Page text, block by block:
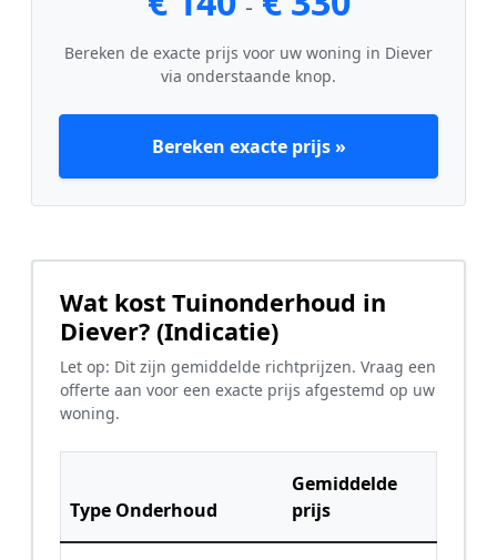
Bereken de exacte prijs voor uw woning in Diever
via onderstaande knop.
Bereken exacte prijs »
Wat kost Tuinonderhoud in
Diever? (Indicatie)
Let op: Dit zijn gemiddelde richtprijzen. Vraag een
offerte aan voor een exacte prijs afgestemd op uw
woning.
Type Onderhoud
Gemiddelde
prijs